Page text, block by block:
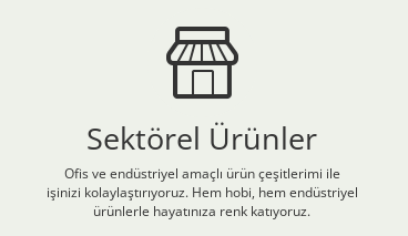
Sektörel Ürünler
Ofis ve endüstriyel amaçlı ürün çeşitlerimi ile
işinizi kolaylaştırıyoruz. Hem hobi, hem endüstriyel
ürünlerle hayatınıza renk katıyoruz.